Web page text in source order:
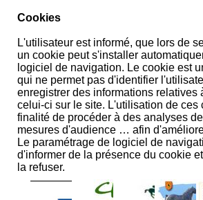
Cookies
L'utilisateur est informé, que lors de
un cookie peut s'installer
logiciel de navigation. Le cookie est
qui ne permet pas d'identifier
enregistrer des informations relatives
celui-ci sur le site. L'utilisation de ces
finalité de procéder à des analyses
mesures d'audience … afin
Le paramétrage de logiciel de
d'informer de la présence du cookie
la refuser.